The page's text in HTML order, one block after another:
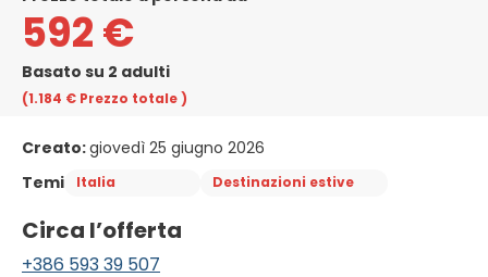
592 €
Basato su 2 adulti
(1.184 € Prezzo totale)
Creato:giovedì 25 giugno 2026
Temi
Italia Destinazioni estive
Circa l’offerta
+386 593 39 507